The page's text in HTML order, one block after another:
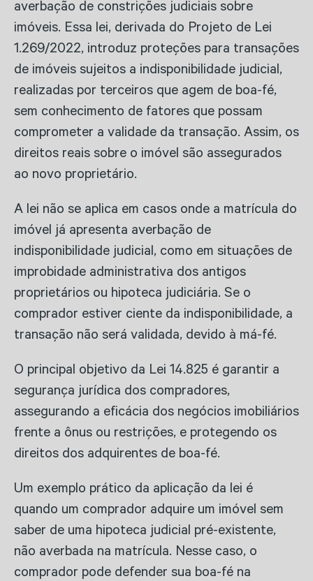
averbação de constrições judiciais sobre
imóveis. Essa lei, derivada do Projeto de Lei
1.269/2022, introduz proteções para transações
de imóveis sujeitos a indisponibilidade judicial,
realizadas por terceiros que agem de boa-fé,
sem conhecimento de fatores que possam
comprometer a validade da transação. Assim, os
direitos reais sobre o imóvel são assegurados
ao novo proprietário.
A lei não se aplica em casos onde a matrícula do
imóvel já apresenta averbação de
indisponibilidade judicial, como em situações de
improbidade administrativa dos antigos
proprietários ou hipoteca judiciária. Se o
comprador estiver ciente da indisponibilidade, a
transação não será validada, devido à má-fé.
O principal objetivo da Lei 14.825 é garantir a
segurança jurídica dos compradores,
assegurando a eficácia dos negócios imobiliários
frente a ônus ou restrições, e protegendo os
direitos dos adquirentes de boa-fé.
Um exemplo prático da aplicação da lei é
quando um comprador adquire um imóvel sem
saber de uma hipoteca judicial pré-existente,
não averbada na matrícula. Nesse caso, o
comprador pode defender sua boa-fé na